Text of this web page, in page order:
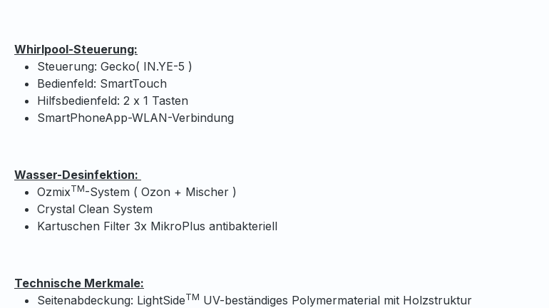
Whirlpool-Steuerung:
Steuerung: Gecko( IN.YE-5 )
Bedienfeld: SmartTouch
Hilfsbedienfeld: 2 x 1 Tasten
SmartPhoneApp-WLAN-Verbindung
Wasser-Desinfektion:
OzmixTM-System ( Ozon + Mischer )
Crystal Clean System
Kartuschen Filter 3x MikroPlus antibakteriell
Technische Merkmale:
Seitenabdeckung: LightSideTM UV-beständiges Polymermaterial mit Holzstruktur